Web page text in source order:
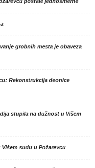
grobnih mesta je obaveza
Rekonstrukcija deonice
stupila na dužnost u Višem
sudu u Požarevcu